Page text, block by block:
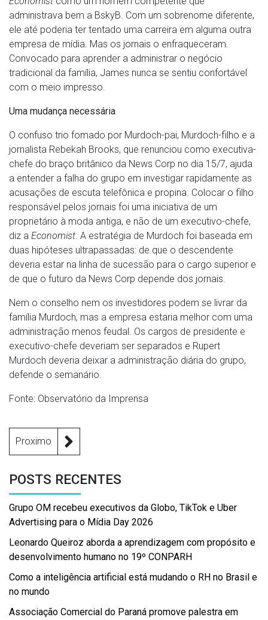
administrava bem a BskyB. Com um sobrenome diferente,
ele até poderia ter tentado uma carreira em alguma outra
empresa de mídia. Mas os jornais o enfraqueceram.
Convocado para aprender a administrar o negócio
tradicional da família, James nunca se sentiu confortável
com o meio impresso.
Uma mudança necessária
O confuso trio fomado por Murdoch-pai, Murdoch-filho e a
jornalista Rebekah Brooks, que renunciou como executiva-
chefe do braço britânico da News Corp no dia 15/7, ajuda
a entender a falha do grupo em investigar rapidamente as
acusações de escuta telefônica e propina. Colocar o filho
responsável pelos jornais foi uma iniciativa de um
proprietário à moda antiga, e não de um executivo-chefe,
diz a Economist. A estratégia de Murdoch foi baseada em
duas hipóteses ultrapassadas: de que o descendente
deveria estar na linha de sucessão para o cargo superior e
de que o futuro da News Corp depende dos jornais.
Nem o conselho nem os investidores podem se livrar da
família Murdoch, mas a empresa estaria melhor com uma
administração menos feudal. Os cargos de presidente e
executivo-chefe deveriam ser separados e Rupert
Murdoch deveria deixar a administração diária do grupo,
defende o semanário.
Fonte: Observatório da Imprensa
Proximo
POSTS RECENTES
Grupo OM recebeu executivos da Globo, TikTok e Uber
Advertising para o Mídia Day 2026
Leonardo Queiroz aborda a aprendizagem com propósito e
desenvolvimento humano no 19º CONPARH
Como a inteligência artificial está mudando o RH no Brasil e
no mundo
Associação Comercial do Paraná promove palestra em